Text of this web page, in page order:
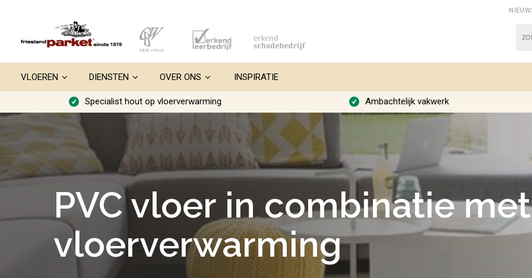
VLOEREN DIENSTEN OVER ONS INSPIRATIE
Specialist hout op vloerverwarming Ambachtelijk vakwerk
PVC vloer in combinatie met
vloerverwarming